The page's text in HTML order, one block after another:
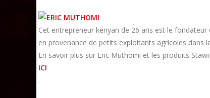
Cet entrepreneur kenyan de 26 ans est le
en provenance de petits exploitants agricoles dans
En savoir plus sur Eric Muthomi et les produits Stawi
ICI
.